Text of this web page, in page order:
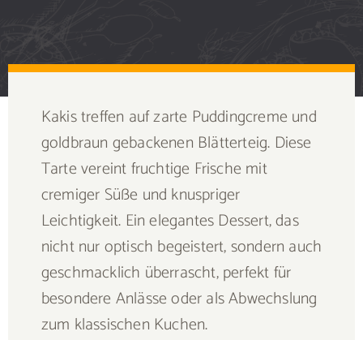
Portfolio
Galerie
Rezept senden
Kakis treffen auf zarte Puddingcreme und
goldbraun gebackenen Blätterteig. Diese
Tarte vereint fruchtige Frische mit
cremiger Süße und knuspriger
Leichtigkeit. Ein elegantes Dessert, das
nicht nur optisch begeistert, sondern auch
geschmacklich überrascht, perfekt für
besondere Anlässe oder als Abwechslung
zum klassischen Kuchen.